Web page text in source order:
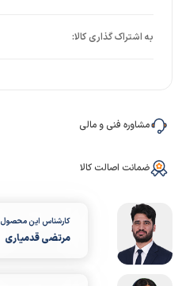
مشاوره فنی و مالی
ضمانت اصالت کالا
کارشناس این محصول
مرتضی قدمیاری